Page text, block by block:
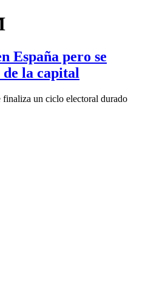
España pero se
la capital
un ciclo electoral durado